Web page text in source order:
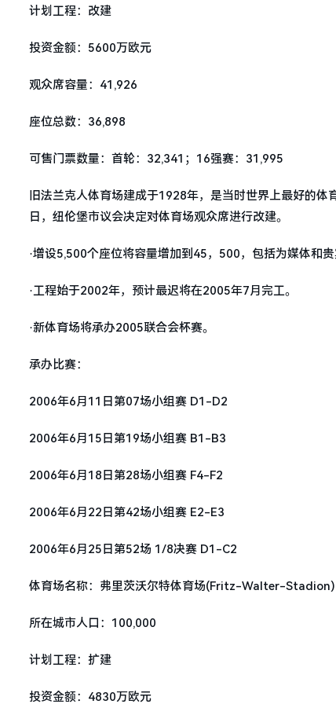
计划工程：改建
投资金额：5600万欧元
观众席容量：41,926
座位总数：36,898
可售门票数量：首轮：32,341；16强赛：31,995
旧法兰克人体育场建成于1928年，是当时世界上最好的
日，纽伦堡市议会决定对体育场观众席进行改建。
·增设5,500个座位将容量增加到45，500，包括为媒体和贵
·工程始于2002年，预计最迟将在2005年7月完工。
·新体育场将承办2005联合会杯赛。
承办比赛：
2006年6月11日第07场小组赛 D1-D2
2006年6月15日第19场小组赛 B1-B3
2006年6月18日第28场小组赛 F4-F2
2006年6月22日第42场小组赛 E2-E3
2006年6月25日第52场 1/8决赛 D1-C2
体育场名称：弗里茨沃尔特体育场(Fritz-Walter-Stadion)
所在城市人口：100,000
计划工程：扩建
投资金额：4830万欧元